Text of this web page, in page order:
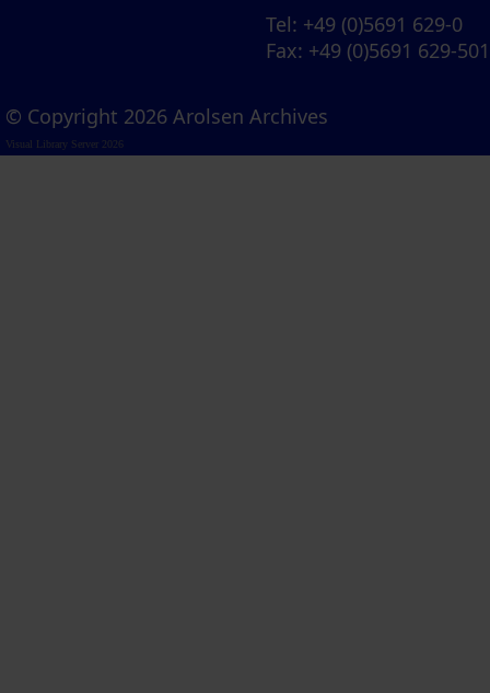
Tel: +49 (0)5691 629-0
Fax: +49 (0)5691 629-501
© Copyright 2026 Arolsen Archives
Visual Library Server 2026